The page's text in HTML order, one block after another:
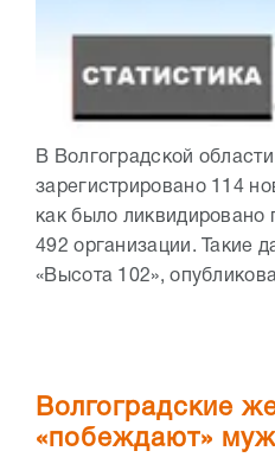
В Волгоградской
зарегистрировано 114
как было ликвидировано
492 организации. Такие
«Высота 102»,
Волгоградские
«побеждают»